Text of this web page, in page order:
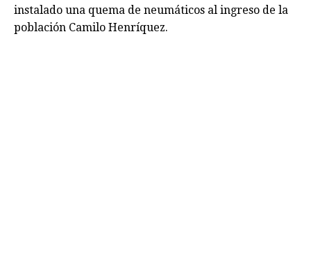
instalado una quema de neumáticos al ingreso de la
población Camilo Henríquez.